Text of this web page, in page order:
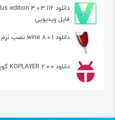
فایل ویدیویی
دانلود wine 8.0.1 نصب نرم افزارهای ویندوز بر روی لینوکس
دانلود KOPLAYER 2.0.0 کوپلیر شبیه ساز اندروید در ویندوز